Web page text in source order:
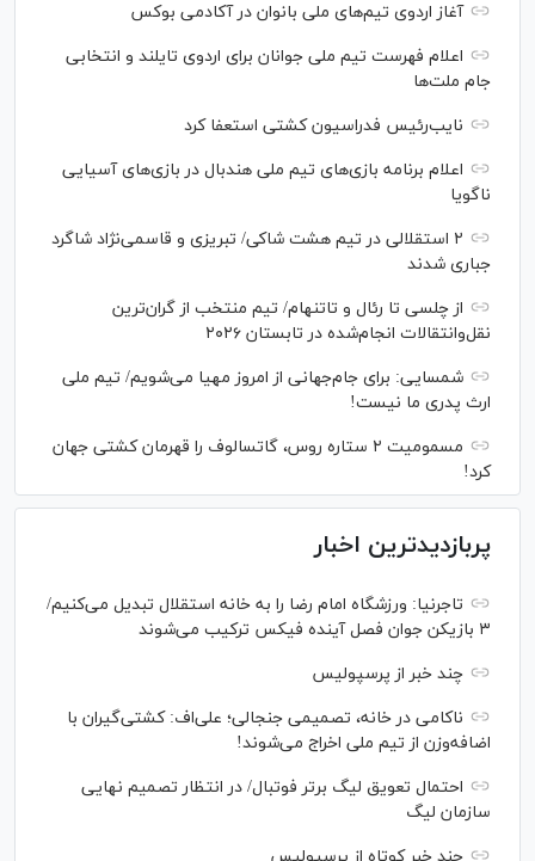
آغاز اردوی تیم‌های ملی بانوان در آکادمی بوکس
اعلام فهرست تیم ملی جوانان برای اردوی تایلند و انتخابی
جام ملت‌ها
نایب‌رئیس فدراسیون کشتی استعفا کرد
اعلام برنامه بازی‌های تیم ملی هندبال در بازی‌های آسیایی
ناگویا
۲ استقلالی در تیم هشت شاکی/ تبریزی و قاسمی‌نژاد شاگرد
جباری شدند
از چلسی تا رئال و تاتنهام/ تیم منتخب از گران‌ترین
نقل‌وانتقالات انجام‌شده در تابستان ۲۰۲۶
شمسایی: برای جام‌جهانی از امروز مهیا می‌شویم/ تیم ملی
ارث پدری ما نیست!
مسمومیت ۲ ستاره روس، گاتسالوف را قهرمان کشتی جهان
کرد!
پربازدیدترین اخبار
تاجرنیا: ورزشگاه امام رضا را به خانه استقلال تبدیل می‌کنیم/
۳ بازیکن جوان فصل آینده فیکس ترکیب می‌شوند
چند خبر از پرسپولیس
ناکامی در خانه، تصمیمی جنجالی؛ علی‌اف: کشتی‌گیران با
اضافه‌وزن از تیم ملی اخراج می‌شوند!
احتمال تعویق لیگ برتر فوتبال/ در انتظار تصمیم نهایی
سازمان لیگ